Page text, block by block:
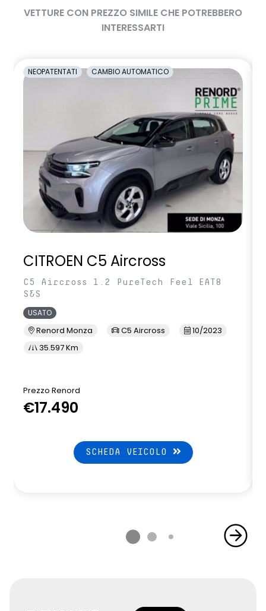
VETTURE CON PREZZO SIMILE CHE POTREBBERO
INTERESSARTI
NEOPATENTATI CAMBIO AUTOMATICO
CITROEN C5 Aircross
C5 Aircross 1.2 PureTech Feel EAT8
S&S
USATO
Renord Monza C5 Aircross
10/2023
35.597 Km
Prezzo Renord
€17.490
SCHEDA VEICOLO